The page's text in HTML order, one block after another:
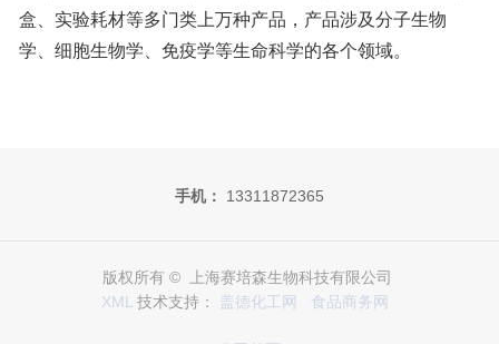
盒、实验耗材等多门类上万种产品，产品涉及分子生物
学、细胞生物学、免疫学等生命科学的各个领域。
手机： 13311872365
版权所有 © 上海赛培森生物科技有限公司
XML 技术支持： 盖德化工网 食品商务网